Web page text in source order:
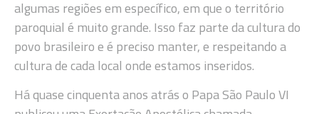
algumas regiões em específico, em que o território
paroquial é muito grande. Isso faz parte da cultura do
povo brasileiro e é preciso manter, e respeitando a
cultura de cada local onde estamos inseridos.
Há quase cinquenta anos atrás o Papa São Paulo VI